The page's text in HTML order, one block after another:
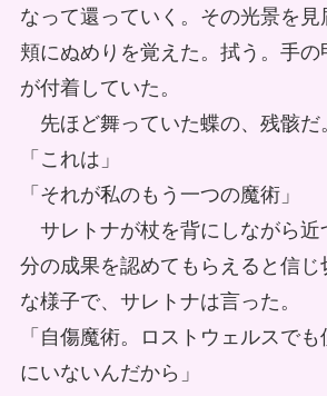
なって還っていく。その光景を見
頬にぬめりを覚えた。拭う。手
が付着していた。
先ほど舞っていた蝶の、残骸だ
「これは」
「それが私のもう一つの魔術」
サレトナが杖を背にしながら近
分の成果を認めてもらえると信
な様子で、サレトナは言った。
「自傷魔術。ロストウェルスで
にいないんだから」